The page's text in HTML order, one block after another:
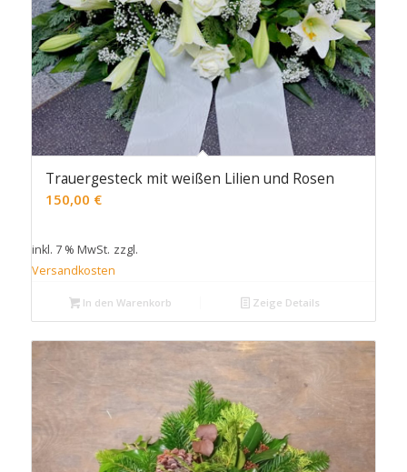
Trauergesteck mit weißen Lilien und Rosen
150,00 €
inkl. 7 % MwSt. zzgl.
Versandkosten
In den Warenkorb Zeige Details